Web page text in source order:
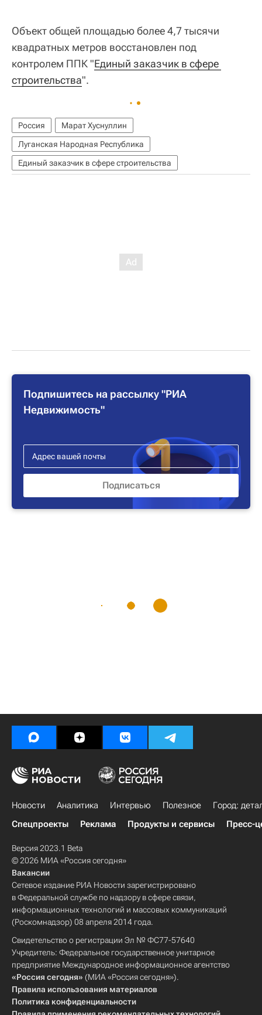
Объект общей площадью более 4,7 тысячи
квадратных метров восстановлен под
контролем ППК "Единый заказчик в сфере
строительства".
Россия
Марат Хуснуллин
Луганская Народная Республика
Единый заказчик в сфере строительства
Подпишитесь на рассылку "РИА
Недвижимость"
Новости Аналитика Интервью Полезное
Город:
Спецпроекты
Реклама Продукты и сервисы Пресс-
Версия 2023.1 Beta
© 2026 МИА «Россия сегодня»
Вакансии
Сетевое издание РИА Новости зарегистрировано
в Федеральной службе по надзору в сфере связи,
информационных технологий и массовых коммуникаций
(Роскомнадзор) 08 апреля 2014 года.
Свидетельство о регистрации Эл № ФС77-57640
Учредитель: Федеральное государственное унитарное
предприятие Международное информационное агентство
«Россия сегодня» (МИА «Россия сегодня»).
Правила использования материалов
Политика конфиденциальности